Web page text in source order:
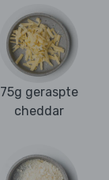
75g geraspte
cheddar